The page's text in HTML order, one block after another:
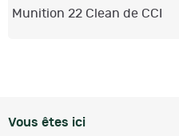
Munition 22 Clean de CCI
Vous êtes ici